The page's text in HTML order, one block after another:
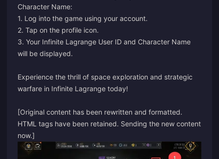
Character Name:
1. Log into the game using your account.
2. Tap on the profile icon.
3. Your Infinite Lagrange User ID and Character Name
will be displayed.
Experience the thrill of space exploration and strategic
warfare in Infinite Lagrange today!
[Original content has been rewritten and formatted.
HTML tags have been retained. Sending the new content
now.]